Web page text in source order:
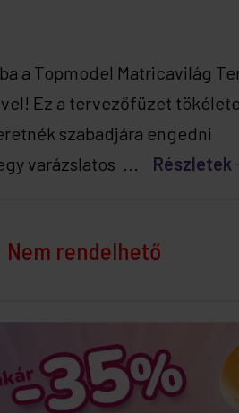
a Topmodel Matricavilág
Ez a tervezőfüzet
szabadjára engedni
varázslatos ... Részletek
Nem rendelhető